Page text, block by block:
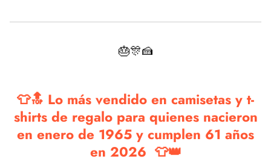
🎂🎊🍰
👕🔝 Lo más vendido en camisetas y t-
shirts de regalo para quienes nacieron
en enero de 1965 y cumplen 61 años
en 2026 👕👑